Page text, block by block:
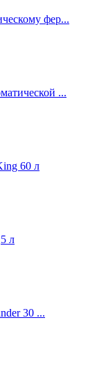
фер...
...
60 л
л
30 ...